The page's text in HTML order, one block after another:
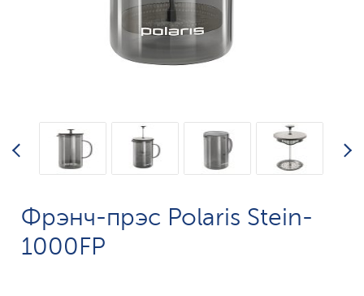
Фрэнч-прэс Polaris Stein-
1000FP